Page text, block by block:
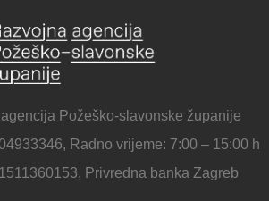
Požeško-slavonske županije
Radno vrijeme: 7:00 – 15:00 h
Privredna banka Zagreb